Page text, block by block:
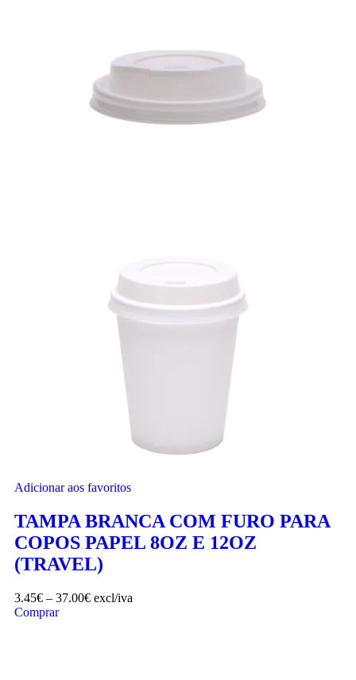
Adicionar aos favoritos
TAMPA BRANCA COM FURO PARA
COPOS PAPEL 8OZ E 12OZ
(TRAVEL)
3.45€ – 37.00€ excl/iva
Comprar